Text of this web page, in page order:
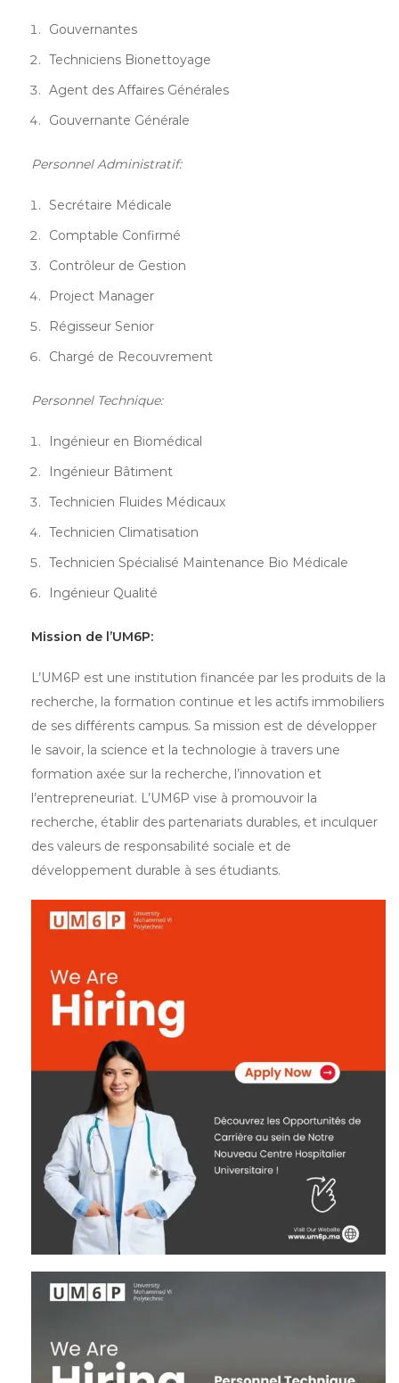
Gouvernantes
Techniciens Bionettoyage
Agent des Affaires Générales
Gouvernante Générale
Personnel Administratif:
Secrétaire Médicale
Comptable Confirmé
Contrôleur de Gestion
Project Manager
Régisseur Senior
Chargé de Recouvrement
Personnel Technique:
Ingénieur en Biomédical
Ingénieur Bâtiment
Technicien Fluides Médicaux
Technicien Climatisation
Technicien Spécialisé Maintenance Bio Médicale
Ingénieur Qualité
Mission de l’UM6P:
L’UM6P est une institution financée par les produits de la
recherche, la formation continue et les actifs immobiliers
de ses différents campus. Sa mission est de développer
le savoir, la science et la technologie à travers une
formation axée sur la recherche, l’innovation et
l’entrepreneuriat. L’UM6P vise à promouvoir la
recherche, établir des partenariats durables, et inculquer
des valeurs de responsabilité sociale et de
développement durable à ses étudiants.